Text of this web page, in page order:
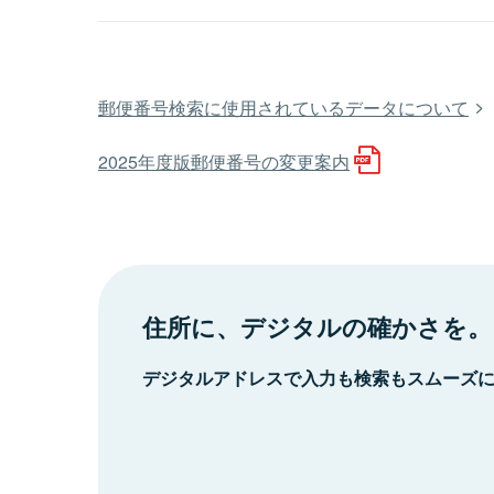
郵便番号検索に使用されているデータについて
2025年度版郵便番号の変更案内
住所に、デジタルの確かさを。
デジタルアドレスで入力も検索もスムーズ